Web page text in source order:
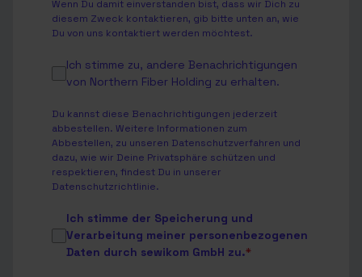
Wenn Du damit einverstanden bist, dass wir Dich zu
diesem Zweck kontaktieren, gib bitte unten an, wie
Du von uns kontaktiert werden möchtest.
Ich stimme zu, andere Benachrichtigungen
von Northern Fiber Holding zu erhalten.
Du kannst diese Benachrichtigungen jederzeit
abbestellen. Weitere Informationen zum
Abbestellen, zu unseren Datenschutzverfahren und
dazu, wie wir Deine Privatsphäre schützen und
respektieren, findest Du in unserer
Datenschutzrichtlinie.
Ich stimme der Speicherung und
Verarbeitung meiner personenbezogenen
Daten durch sewikom GmbH zu.*